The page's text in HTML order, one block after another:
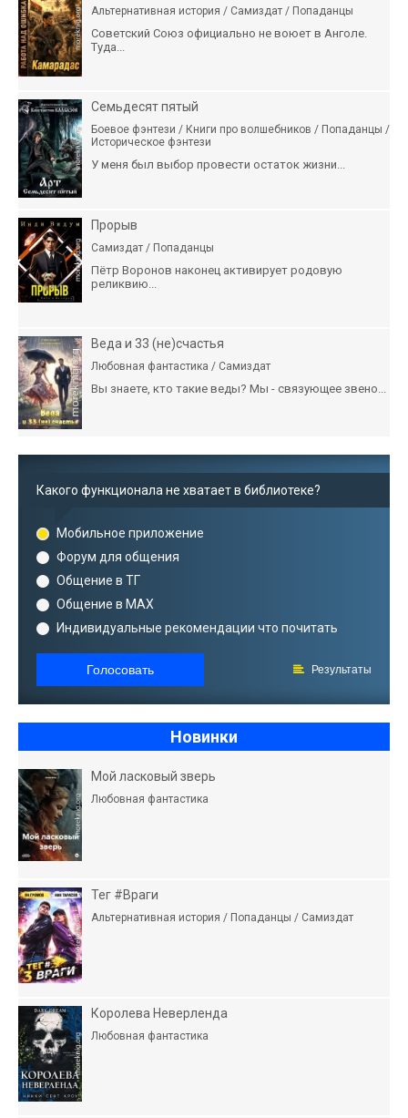
Альтернативная история / Самиздат / Попаданцы
Советский Союз официально не воюет в Анголе.
Туда...
Семьдесят пятый
Боевое фэнтези / Книги про волшебников / Попаданцы /
Историческое фэнтези
У меня был выбор провести остаток жизни...
Прорыв
Самиздат / Попаданцы
Пётр Воронов наконец активирует родовую
реликвию...
Веда и 33 (не)счастья
Любовная фантастика / Самиздат
Вы знаете, кто такие веды? Мы - связующее звено...
Какого функционала не хватает в библиотеке?
Мобильное приложение
Форум для общения
Общение в ТГ
Общение в MAX
Индивидуальные рекомендации что почитать
Голосовать Результаты
Новинки
Мой ласковый зверь
Любовная фантастика
Тег #Враги
Альтернативная история / Попаданцы / Самиздат
Королева Неверленда
Любовная фантастика